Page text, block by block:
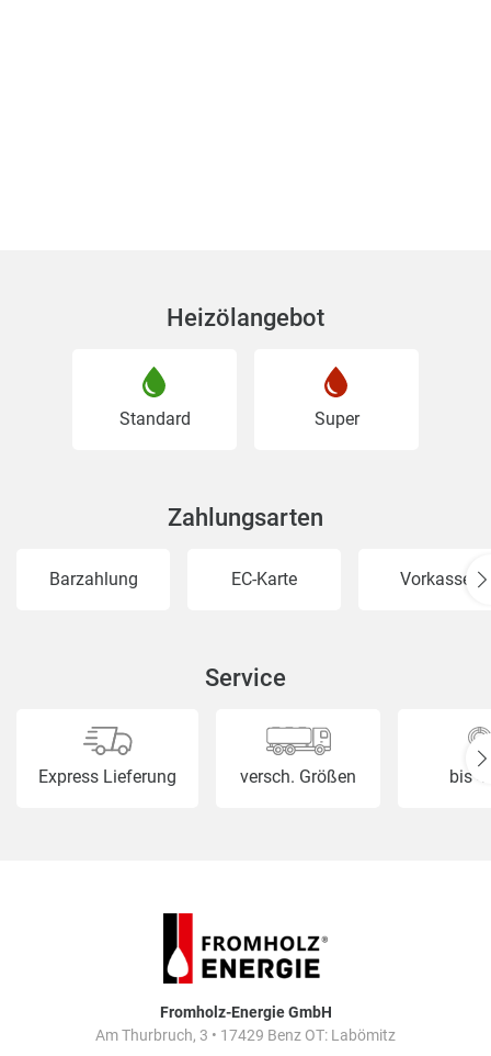
• Private Haushalte
• Gewerbe & Industrie
• Kommunen & öffentliche Einrichtungen
Heizölangebot
Standard Super
Zahlungsarten
Barzahlung EC-Karte Vorkasse
Service
Express Lieferung versch. Größen bis
Fromholz-Energie GmbH
Am Thurbruch, 3 • 17429 Benz OT: Labömitz